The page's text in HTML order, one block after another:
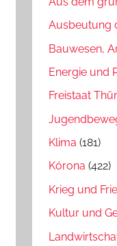
Ausbeutung
Bauwesen,
Energie und
Freistaat
Klima (181)
Kórona (422)
Krieg und
Kultur und